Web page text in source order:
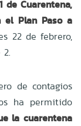
de Cuarentena,
el Plan Paso a
22 de febrero,
de contagios
ha permitido
la cuarentena